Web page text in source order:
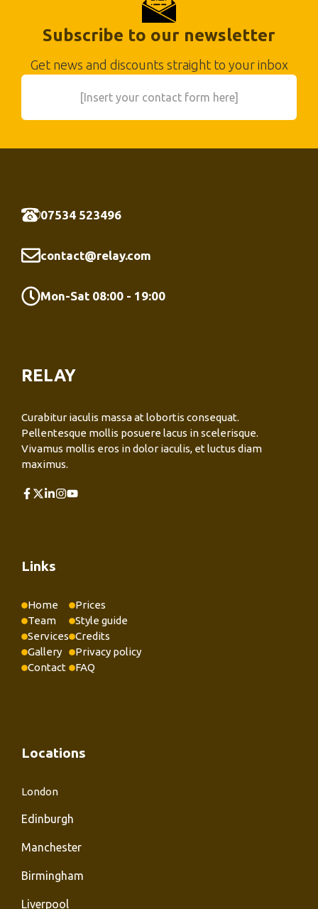
Subscribe to our newsletter
Get news and discounts straight to your inbox
[Insert your contact form here]
07534 523496
contact@relay.com
Mon-Sat 08:00 - 19:00
RELAY
Curabitur iaculis massa at lobortis consequat.
Pellentesque mollis posuere lacus in scelerisque.
Vivamus mollis eros in dolor iaculis, et luctus diam
maximus.
Links
Home
Team
Services
Gallery
Contact
Prices
Style guide
Credits
Privacy policy
FAQ
Locations
London
Edinburgh
Manchester
Birmingham
Liverpool